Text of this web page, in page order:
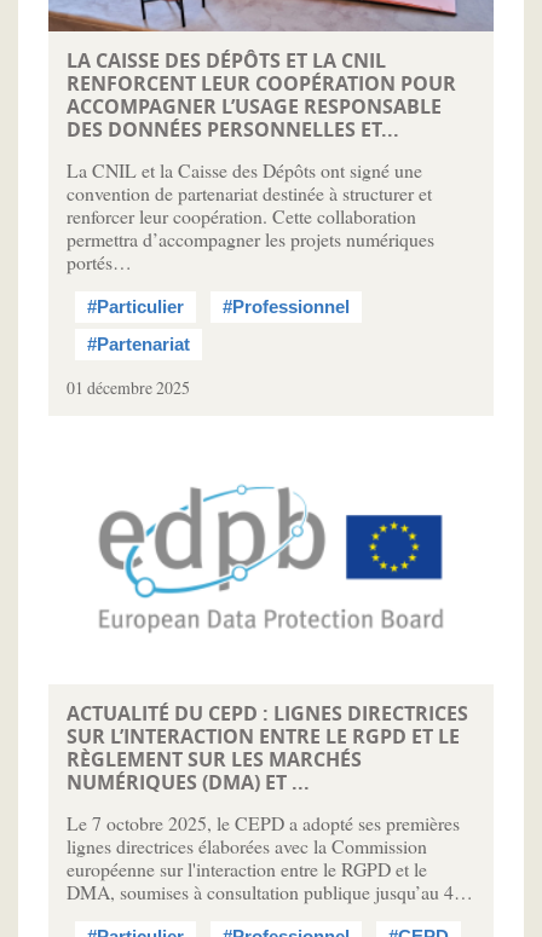
LA CAISSE DES DÉPÔTS ET LA CNIL
RENFORCENT LEUR COOPÉRATION POUR
ACCOMPAGNER L’USAGE RESPONSABLE
DES DONNÉES PERSONNELLES ET...
La CNIL et la Caisse des Dépôts ont signé une
convention de partenariat destinée à structurer et
renforcer leur coopération. Cette collaboration
permettra d’accompagner les projets numériques
portés…
#Particulier
#Professionnel
#Partenariat
01 décembre 2025
ACTUALITÉ DU CEPD : LIGNES DIRECTRICES
SUR L’INTERACTION ENTRE LE RGPD ET LE
RÈGLEMENT SUR LES MARCHÉS
NUMÉRIQUES (DMA) ET ...
Le 7 octobre 2025, le CEPD a adopté ses premières
lignes directrices élaborées avec la Commission
européenne sur l'interaction entre le RGPD et le
DMA, soumises à consultation publique jusqu’au 4…